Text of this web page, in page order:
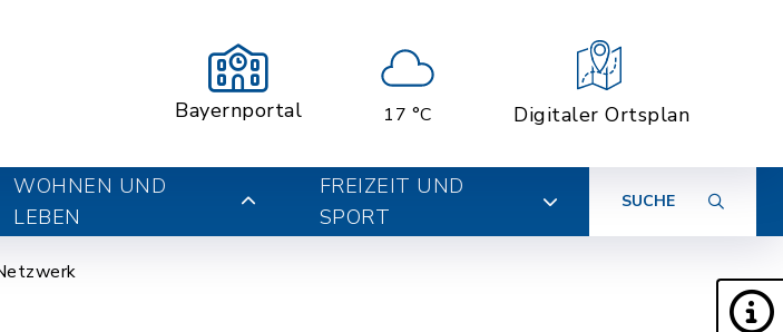
Bayernportal 17 °C Digitaler Ortsplan
WOHNEN UND
LEBEN
FREIZEIT UND
SPORT
SUCHE